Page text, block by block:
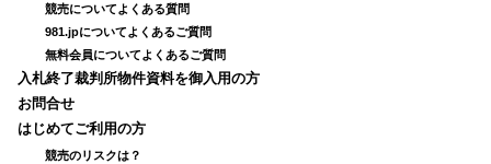
競売についてよくある質問
981.jpについてよくあるご質問
無料会員についてよくあるご質問
入札終了裁判所物件資料を御入用の方
お問合せ
はじめてご利用の方
競売のリスクは？